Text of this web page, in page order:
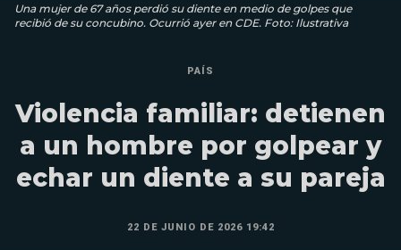
Una mujer de 67 años perdió su diente en medio de golpes que
recibió de su concubino. Ocurrió ayer en CDE. Foto: Ilustrativa
PAÍS
Violencia familiar: detienen
a un hombre por golpear y
echar un diente a su pareja
22 DE JUNIO DE 2026 19:42